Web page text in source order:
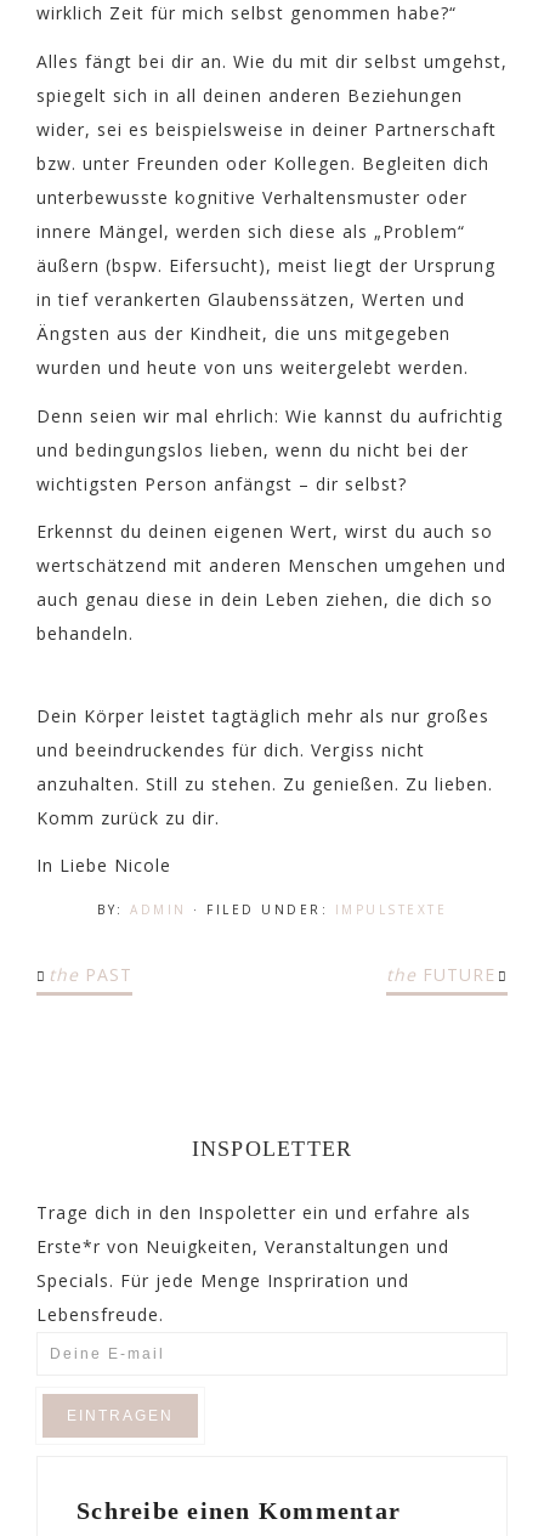
wirklich Zeit für mich selbst genommen habe?“
Alles fängt bei dir an. Wie du mit dir selbst umgehst,
spiegelt sich in all deinen anderen Beziehungen
wider, sei es beispielsweise in deiner Partnerschaft
bzw. unter Freunden oder Kollegen. Begleiten dich
unterbewusste kognitive Verhaltensmuster oder
innere Mängel, werden sich diese als „Problem“
äußern (bspw. Eifersucht), meist liegt der Ursprung
in tief verankerten Glaubenssätzen, Werten und
Ängsten aus der Kindheit, die uns mitgegeben
wurden und heute von uns weitergelebt werden.
Denn seien wir mal ehrlich: Wie kannst du aufrichtig
und bedingungslos lieben, wenn du nicht bei der
wichtigsten Person anfängst – dir selbst?
Erkennst du deinen eigenen Wert, wirst du auch so
wertschätzend mit anderen Menschen umgehen und
auch genau diese in dein Leben ziehen, die dich so
behandeln.
Dein Körper leistet tagtäglich mehr als nur großes
und beeindruckendes für dich. Vergiss nicht
anzuhalten. Still zu stehen. Zu genießen. Zu lieben.
Komm zurück zu dir.
In Liebe Nicole
BY: ADMIN · FILED UNDER: IMPULSTEXTE
the PAST the FUTURE
INSPOLETTER
Trage dich in den Inspoletter ein und erfahre als
Erste*r von Neuigkeiten, Veranstaltungen und
Specials. Für jede Menge Inspriration und
Lebensfreude.
Schreibe einen Kommentar